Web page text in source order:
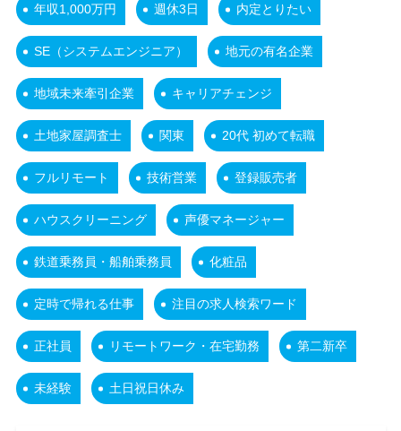
年収1,000万円 週休3日 内定とりたい
SE（システムエンジニア） 地元の有名企業
地域未来牽引企業 キャリアチェンジ
土地家屋調査士 関東 20代 初めて転職
フルリモート 技術営業 登録販売者
ハウスクリーニング 声優マネージャー
鉄道乗務員・船舶乗務員 化粧品
定時で帰れる仕事 注目の求人検索ワード
正社員 リモートワーク・在宅勤務 第二新卒
未経験 土日祝日休み